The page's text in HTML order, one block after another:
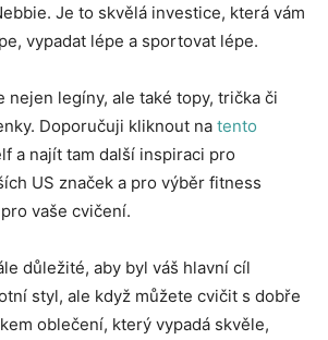
Je to skvělá investice, která vám
vypadat lépe a sportovat lépe.
nejen legíny, ale také topy, trička či
Doporučuji kliknout na tento
a najít tam další inspiraci pro
US značek a pro výběr fitness
vaše cvičení.
důležité, aby byl váš hlavní cíl
styl, ale když můžete cvičit s dobře
oblečení, který vypadá skvěle,